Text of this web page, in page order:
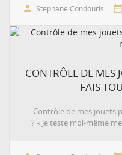
 Stephane Condouris 
CONTRÔLE DE MES
FAIS
Contrôle de mes jouets
? « Je teste moi-même